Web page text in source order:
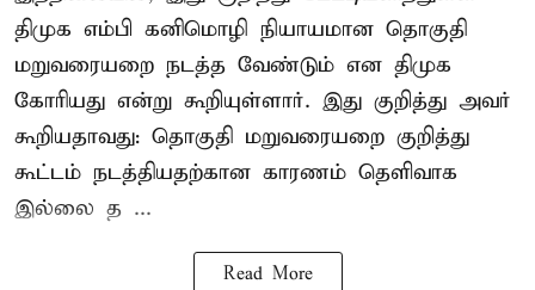
திமுக எம்பி கனிமொழி நியாயமான தொகுதி
மறுவரையறை நடத்த வேண்டும் என திமுக
கோரியது என்று கூறியுள்ளார். இது குறித்து அவர்
கூறியதாவது: தொகுதி மறுவரையறை குறித்து
கூட்டம் நடத்தியதற்கான காரணம் தெளிவாக
இல்லை த ...
Read More